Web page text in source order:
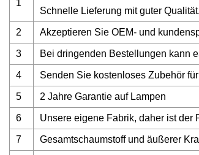
1
Schnelle Lieferung mit guter Qualität.
2 Akzeptieren Sie OEM- und
3 Bei dringenden Bestellungen kann
4 Senden Sie kostenloses Zubehör
5 2 Jahre Garantie auf Lampen
6 Unsere eigene Fabrik, daher ist der
7 Gesamtschaumstoff und äußerer